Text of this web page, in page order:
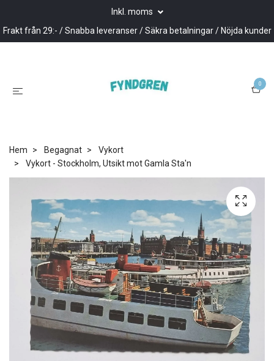
Inkl. moms
Frakt från 29:- / Snabba leveranser / Säkra betalningar / Nöjda kunder
0
Hem Begagnat
Vykort
Vykort - Stockholm, Utsikt mot Gamla Sta'n